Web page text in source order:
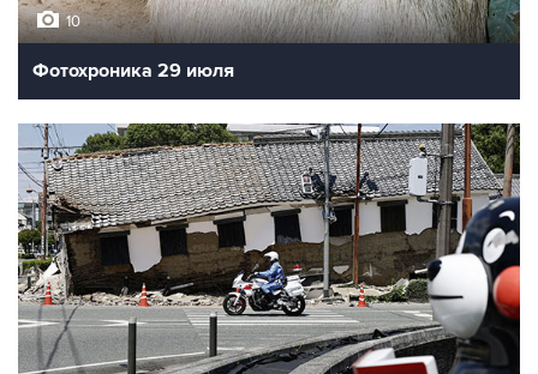
10
Фотохроника 29 июля